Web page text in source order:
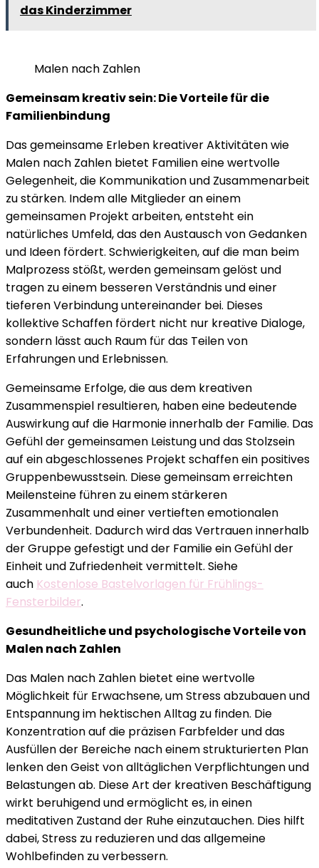
das Kinderzimmer
Malen nach Zahlen
Gemeinsam kreativ sein: Die Vorteile für die
Familienbindung
Das gemeinsame Erleben kreativer Aktivitäten wie
Malen nach Zahlen bietet Familien eine wertvolle
Gelegenheit, die Kommunikation und Zusammenarbeit
zu stärken. Indem alle Mitglieder an einem
gemeinsamen Projekt arbeiten, entsteht ein
natürliches Umfeld, das den Austausch von Gedanken
und Ideen fördert. Schwierigkeiten, auf die man beim
Malprozess stößt, werden gemeinsam gelöst und
tragen zu einem besseren Verständnis und einer
tieferen Verbindung untereinander bei. Dieses
kollektive Schaffen fördert nicht nur kreative Dialoge,
sondern lässt auch Raum für das Teilen von
Erfahrungen und Erlebnissen.
Gemeinsame Erfolge, die aus dem kreativen
Zusammenspiel resultieren, haben eine bedeutende
Auswirkung auf die Harmonie innerhalb der Familie. Das
Gefühl der gemeinsamen Leistung und das Stolzsein
auf ein abgeschlossenes Projekt schaffen ein positives
Gruppenbewusstsein. Diese gemeinsam erreichten
Meilensteine führen zu einem stärkeren
Zusammenhalt und einer vertieften emotionalen
Verbundenheit. Dadurch wird das Vertrauen innerhalb
der Gruppe gefestigt und der Familie ein Gefühl der
Einheit und Zufriedenheit vermittelt. Siehe
auch Kostenlose Bastelvorlagen für Frühlings-
Fensterbilder.
Gesundheitliche und psychologische Vorteile von
Malen nach Zahlen
Das Malen nach Zahlen bietet eine wertvolle
Möglichkeit für Erwachsene, um Stress abzubauen und
Entspannung im hektischen Alltag zu finden. Die
Konzentration auf die präzisen Farbfelder und das
Ausfüllen der Bereiche nach einem strukturierten Plan
lenken den Geist von alltäglichen Verpflichtungen und
Belastungen ab. Diese Art der kreativen Beschäftigung
wirkt beruhigend und ermöglicht es, in einen
meditativen Zustand der Ruhe einzutauchen. Dies hilft
dabei, Stress zu reduzieren und das allgemeine
Wohlbefinden zu verbessern.